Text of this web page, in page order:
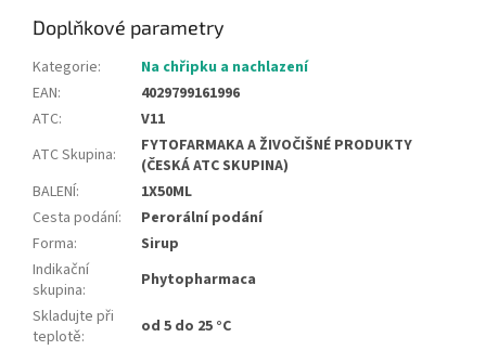
Doplňkové parametry
Kategorie:
Na chřipku a nachlazení
EAN:
4029799161996
ATC:
V11
ATC Skupina:
FYTOFARMAKA A ŽIVOČIŠNÉ PRODUKTY
(ČESKÁ ATC SKUPINA)
BALENÍ:
1X50ML
Cesta podání:
Perorální podání
Forma:
Sirup
Indikační
skupina:
Phytopharmaca
Skladujte při
teplotě:
od 5 do 25 °C